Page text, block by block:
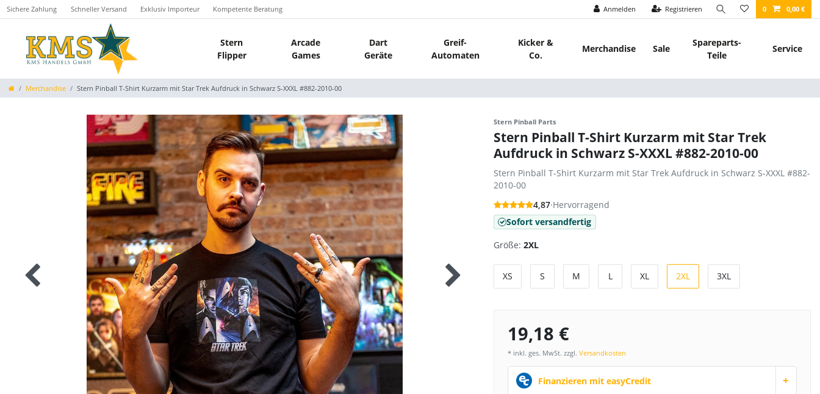
Sichere Zahlung Schneller Versand Exklusiv Importeur Kompetente Beratung Anmelden Registrieren 0 0,00 €
Stern
Flipper
Arcade
Games
Dart
Geräte
Greif-
Automaten
Kicker &
Co.
Merchandise Sale
Spareparts-
Teile
Service
Merchandise Stern Pinball T-Shirt Kurzarm mit Star Trek Aufdruck in Schwarz S-XXXL #882-2010-00
Stern Pinball Parts
Stern Pinball T-Shirt Kurzarm mit Star Trek
Aufdruck in Schwarz S-XXXL #882-2010-00
Stern Pinball T-Shirt Kurzarm mit Star Trek Aufdruck in Schwarz S-XXXL #882-
2010-00
4,87·Hervorragend
Sofort versandfertig
Größe: 2XL
XS S M L XL 2XL 3XL
19,18 €
* inkl. ges. MwSt. zzgl.Versandkosten
Finanzieren mit easyCredit +